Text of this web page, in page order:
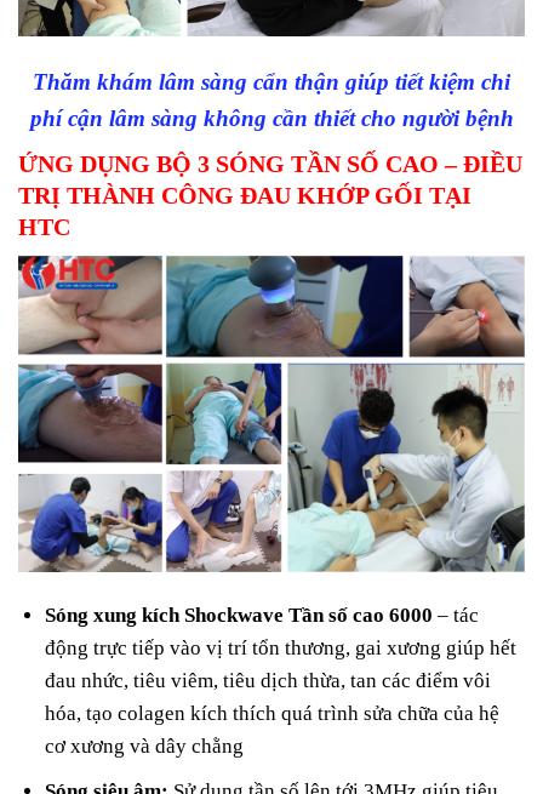
Thăm khám lâm sàng cẩn thận giúp tiết kiệm chi
phí cận lâm sàng không cần thiết cho người bệnh
ỨNG DỤNG BỘ 3 SÓNG TẦN SỐ CAO – ĐIỀU
TRỊ THÀNH CÔNG ĐAU KHỚP GỐI TẠI
HTC
Sóng xung kích Shockwave Tần số cao 6000 – tác
động trực tiếp vào vị trí tổn thương, gai xương giúp hết
đau nhức, tiêu viêm, tiêu dịch thừa, tan các điểm vôi
hóa, tạo colagen kích thích quá trình sửa chữa của hệ
cơ xương và dây chằng